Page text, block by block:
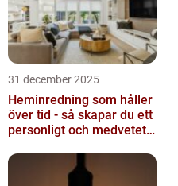
31 december 2025
Heminredning som håller
över tid - så skapar du ett
personligt och medvetet